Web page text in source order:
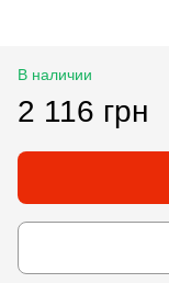
В наличии
2 116 грн